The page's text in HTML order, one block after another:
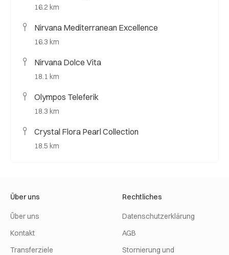
16.2 km
Nirvana Mediterranean Excellence
16.3 km
Nirvana Dolce Vita
18.1 km
Olympos Teleferik
18.3 km
Crystal Flora Pearl Collection
18.5 km
Über uns
Über uns
Kontakt
Transferziele
Rechtliches
Datenschutzerklärung
AGB
Stornierung und